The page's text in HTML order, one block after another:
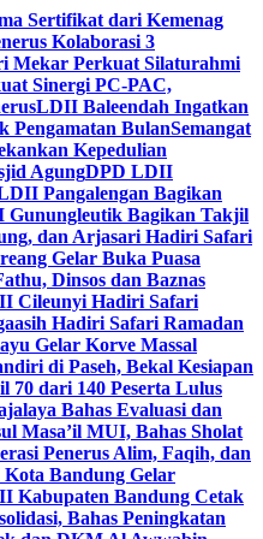
Sertifikat dari Kemenag
Kolaborasi 3
Mekar Perkuat Silaturahmi
Sinergi PC-PAC,
LDII Baleendah Ingatkan
Pengamatan BulanSemangat
Kepedulian
AgungDPD LDII
Pangalengan Bagikan
Gunungleutik Bagikan Takjil
dan Arjasari Hadiri Safari
Gelar Buka Puasa
Dinsos dan Baznas
Cileunyi Hadiri Safari
Hadiri Safari Ramadan
Gelar Korve Massal
di Paseh, Bekal Kesiapan
dari 140 Peserta Lulus
Bahas Evaluasi dan
Masa’il MUI, Bahas Sholat
Penerus Alim, Faqih, dan
Bandung Gelar
Kabupaten Bandung Cetak
Bahas Peningkatan